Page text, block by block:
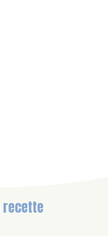
recette